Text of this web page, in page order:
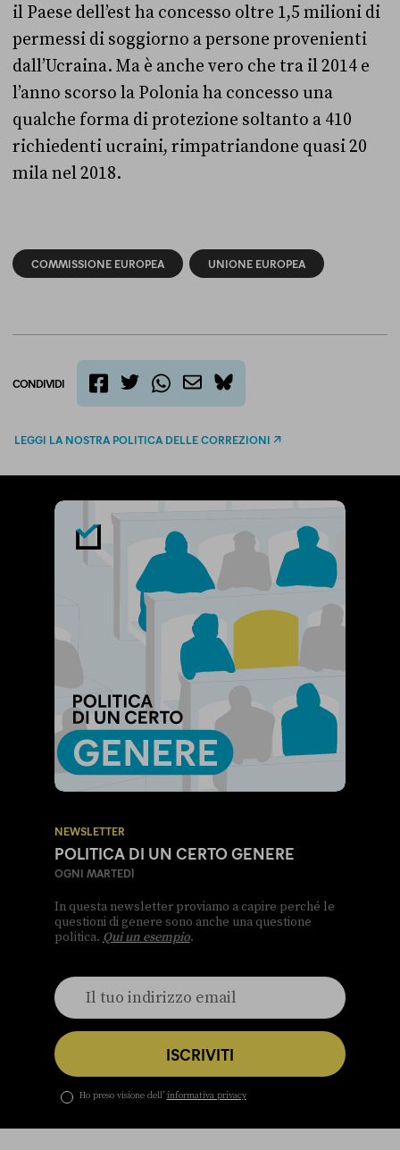
il Paese dell’est ha concesso oltre 1,5 milioni di
permessi di soggiorno a persone provenienti
dall’Ucraina. Ma è anche vero che tra il 2014 e
l’anno scorso la Polonia ha concesso una
qualche forma di protezione soltanto a 410
richiedenti ucraini, rimpatriandone quasi 20
mila nel 2018.
COMMISSIONE EUROPEA UNIONE EUROPEA
CONDIVIDI
bluesky
LEGGI LA NOSTRA POLITICA DELLE CORREZIONI
NEWSLETTER
POLITICA DI UN CERTO GENERE
OGNI MARTEDÌ
In questa newsletter proviamo a capire perché le
questioni di genere sono anche una questione
politica. Qui un esempio.
ISCRIVITI
Ho preso visione dell’ informativa privacy